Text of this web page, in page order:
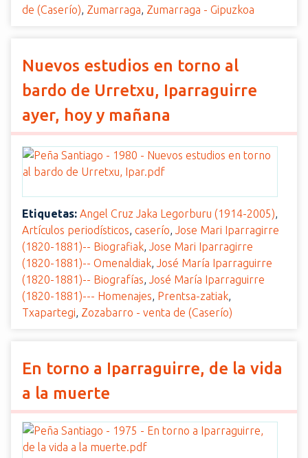
de (Caserío), Zumarraga, Zumarraga - Gipuzkoa
Nuevos estudios en torno al
bardo de Urretxu, Iparraguirre
ayer, hoy y mañana
Etiquetas: Angel Cruz Jaka Legorburu (1914-2005),
Artículos periodísticos, caserío, Jose Mari Iparragirre
(1820-1881)-- Biografiak, Jose Mari Iparragirre
(1820-1881)-- Omenaldiak, José María Iparraguirre
(1820-1881)-- Biografías, José María Iparraguirre
(1820-1881)--- Homenajes, Prentsa-zatiak,
Txapartegi, Zozabarro - venta de (Caserío)
En torno a Iparraguirre, de la vida
a la muerte